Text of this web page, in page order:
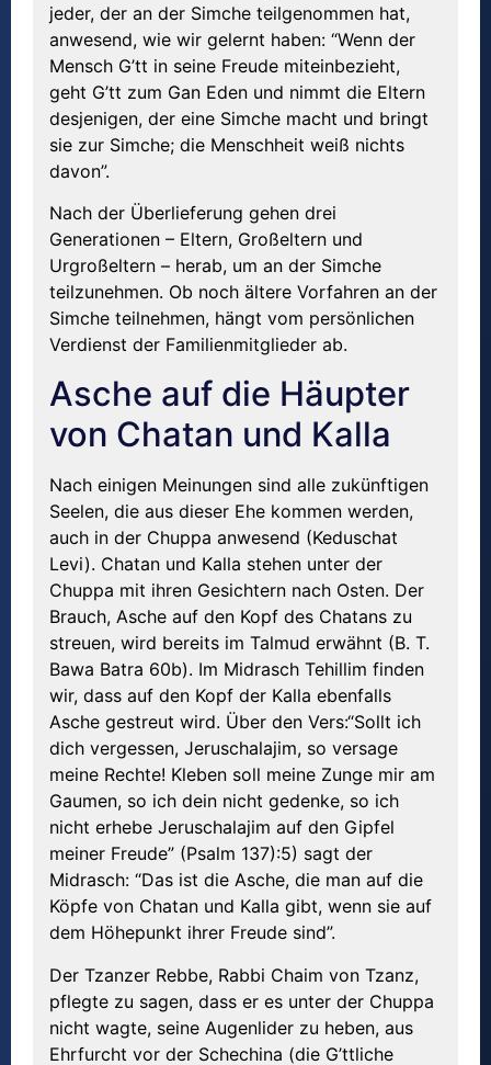
jeder, der an der Simche teilgenommen hat,
anwesend, wie wir gelernt haben: “Wenn der
Mensch G’tt in seine Freude miteinbezieht,
geht G’tt zum Gan Eden und nimmt die Eltern
desjenigen, der eine Simche macht und bringt
sie zur Simche; die Menschheit weiß nichts
davon”.
Nach der Überlieferung gehen drei
Generationen – Eltern, Großeltern und
Urgroßeltern – herab, um an der Simche
teilzunehmen. Ob noch ältere Vorfahren an der
Simche teilnehmen, hängt vom persönlichen
Verdienst der Familienmitglieder ab.
Asche auf die Häupter
von Chatan und Kalla
Nach einigen Meinungen sind alle zukünftigen
Seelen, die aus dieser Ehe kommen werden,
auch in der Chuppa anwesend (Keduschat
Levi). Chatan und Kalla stehen unter der
Chuppa mit ihren Gesichtern nach Osten. Der
Brauch, Asche auf den Kopf des Chatans zu
streuen, wird bereits im Talmud erwähnt (B. T.
Bawa Batra 60b). Im Midrasch Tehillim finden
wir, dass auf den Kopf der Kalla ebenfalls
Asche gestreut wird. Über den Vers:“Sollt ich
dich vergessen, Jeruschalajim, so versage
meine Rechte! Kleben soll meine Zunge mir am
Gaumen, so ich dein nicht gedenke, so ich
nicht erhebe Jeruschalajim auf den Gipfel
meiner Freude” (Psalm 137):5) sagt der
Midrasch: “Das ist die Asche, die man auf die
Köpfe von Chatan und Kalla gibt, wenn sie auf
dem Höhepunkt ihrer Freude sind”.
Der Tzanzer Rebbe, Rabbi Chaim von Tzanz,
pflegte zu sagen, dass er es unter der Chuppa
nicht wagte, seine Augenlider zu heben, aus
Ehrfurcht vor der Schechina (die G’ttliche